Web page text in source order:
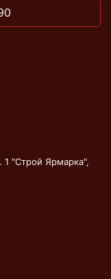
"Строй Ярмарка",